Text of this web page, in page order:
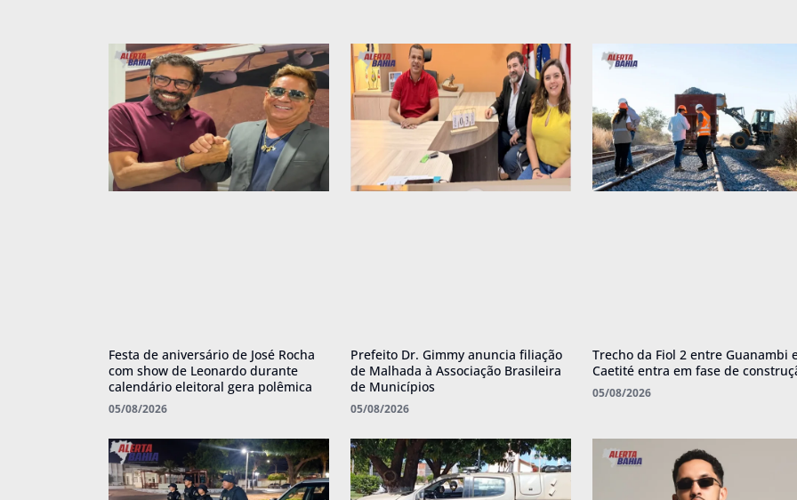
Festa de aniversário de José Rocha
com show de Leonardo durante
calendário eleitoral gera polêmica
05/08/2026
Prefeito Dr. Gimmy anuncia filiação
de Malhada à Associação Brasileira
de Municípios
05/08/2026
Trecho da Fiol 2 entre Guanambi
Caetité entra em fase de
05/08/2026